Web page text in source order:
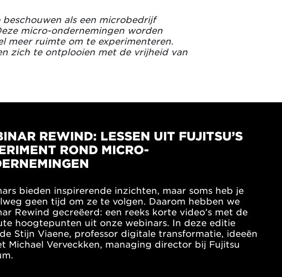
als een microbedrijf
micro-ondernemingen worden
meer ruimte om te experimenteren.
zich te ontplooien met de vrijheid van
REWIND: LESSEN UIT FUJITSU’S
ROND MICRO-
bieden inspirerende inzichten, maar soms heb je
geen tijd om ze te volgen. Daarom hebben we
Rewind gecreëerd: een reeks korte video’s met de
hoogtepunten uit onze webinars. In deze editie
Stijn Viaene, professor digitale transformatie, ideeën
Michael Verveckken, managing director bij Fujitsu